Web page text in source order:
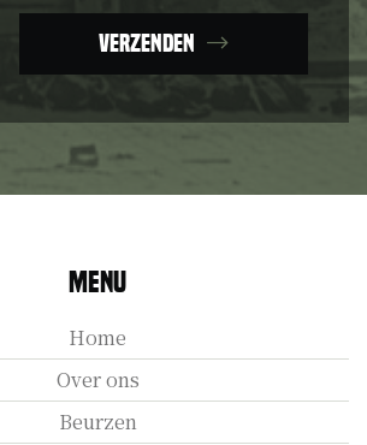
Verzenden
Menu
Home
Over ons
Beurzen